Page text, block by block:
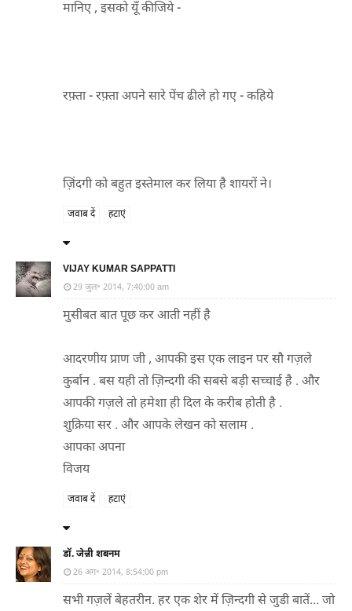
मानिए , इसको यूँ कीजिये -
रफ़्ता - रफ़्ता अपने सारे पेंच ढीले हो गए - कहिये
ज़िंदगी को बहुत इस्तेमाल कर लिया है शायरों ने।
जवाब दें हटाएं
VIJAY KUMAR SAPPATTI
29 जुल॰ 2014, 7:40:00 am
मुसीबत बात पूछ कर आती नहीं है
आदरणीय प्राण जी , आपकी इस एक लाइन पर सौ गज़ले
कुर्बान . बस यही तो ज़िन्दगी की सबसे बड़ी सच्चाई है . और
आपकी गज़ले तो हमेशा ही दिल के करीब होती है .
शुक्रिया सर . और आपके लेखन को सलाम .
आपका अपना
विजय
जवाब दें हटाएं
डॉ. जेन्नी शबनम
26 अग॰ 2014, 8:54:00 pm
सभी गज़लें बेहतरीन. हर एक शेर में ज़िन्दगी से जुडी बातें... जो